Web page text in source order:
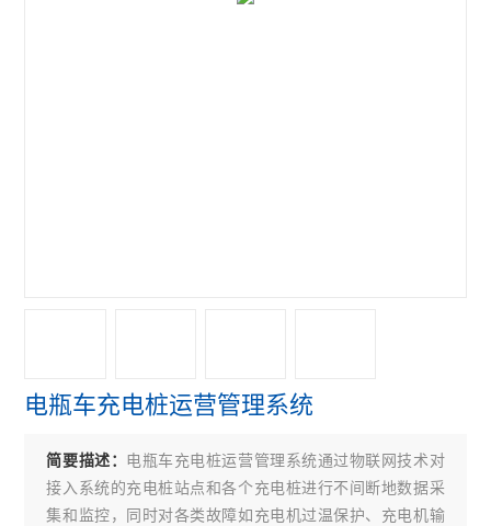
Acrel-2000 V8.0 光伏电站电力监控系统
Acrel-5000建筑能耗分析管理系统
Acrel-3000电能管理系统
电瓶车充电桩运营管理系统
简要描述： 电瓶车充电桩运营管理系统通过物联网技术对
接入系统的充电桩站点和各个充电桩进行不间断地数据采
集和监控，同时对各类故障如充电机过温保护、充电机输